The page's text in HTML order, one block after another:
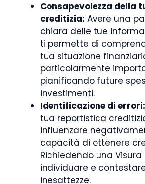
Consapevolezza della
creditizia: Avere una
chiara delle tue
ti permette di
tua situazione
particolarmente
pianificando future
investimenti.
Identificazione di errori:
tua reportistica
influenzare
capacità di ottenere
Richiedendo una Visura
individuare e
inesattezze.